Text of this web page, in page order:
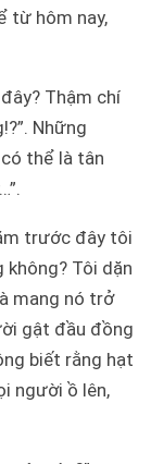
từ hôm nay,
Thậm chí
Những
thể là tân
trước đây tôi
Tôi dặn
mang nó trở
gật đầu đồng
biết rằng hạt
người ồ lên,